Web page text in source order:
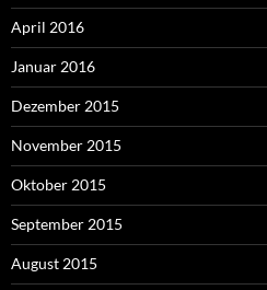
April 2016
Januar 2016
Dezember 2015
November 2015
Oktober 2015
September 2015
August 2015